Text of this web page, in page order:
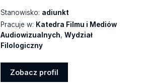
Stanowisko: adiunkt
Pracuje w: Katedra Filmu i Mediów
Audiowizualnych,Wydział
Filologiczny
Zobacz profil